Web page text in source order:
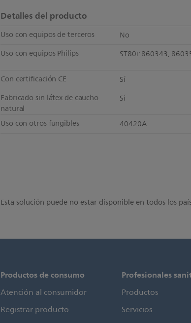
Detalles del producto
Uso con equipos de terceros No
Uso con equipos Philips ST80i: 860343,
Con certificación CE Sí
Fabricado sin látex de caucho
natural
Sí
Uso con otros fungibles 40420A
Esta solución puede no estar disponible en todos los
Productos de consumo
Atención al consumidor
Registrar producto
Profesionales
Productos
Servicios